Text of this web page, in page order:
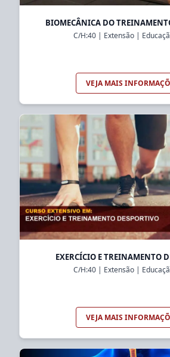
BIOMECÂNICA DO
C/H:40| Extensão|
VEJA MAIS
EXERCÍCIO E TREINAMENTO
C/H:40| Extensão|
VEJA MAIS